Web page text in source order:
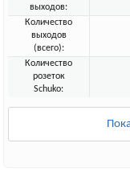
выходов:
Количество
выходов
(всего):
Количество
розеток
Schuko: